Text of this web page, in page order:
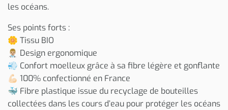
les océans.
Ses points forts :
🌼 Tissu BIO
👨🏼‍⚕️ Design ergonomique
💨 Confort moelleux grâce à sa fibre légère et gonflante
💪🏻 100% confectionné en France
🐳 Fibre plastique issue du recyclage de bouteilles
collectées dans les cours d’eau pour protéger les océans